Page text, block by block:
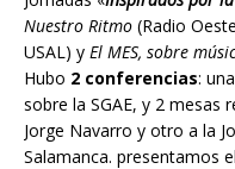
Nuestro Ritmo (Radio
USAL) y El MES, sobre
Hubo 2 conferencias:
sobre la SGAE, y 2 mesas
Jorge Navarro y otro a la
Salamanca. presentamos el